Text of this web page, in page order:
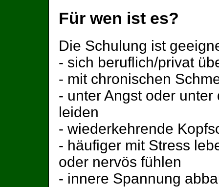
Für wen ist es?
Die Schulung ist
- sich beruflich/privat
- mit chronischen
- unter Angst oder
leiden
- wiederkehrende
- häufiger mit Stress
oder nervös fühlen
- innere Spannung